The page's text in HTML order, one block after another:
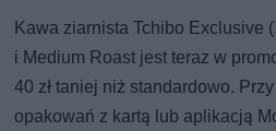
Kawa ziarnista Tchibo Exclusive
i Medium Roast jest teraz w
40 zł taniej niż standardowo.
opakowań z kartą lub aplikacją